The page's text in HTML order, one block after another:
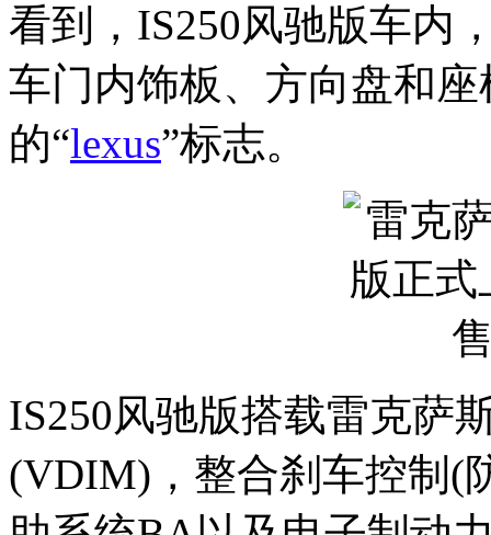
看到，IS250风驰版车内
车门内饰板、方向盘和
的“lexus”标志。
IS250风驰版搭载雷克萨
(VDIM)，整合刹车控制(